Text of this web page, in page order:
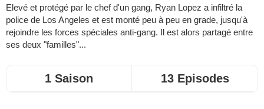
Elevé et protégé par le chef d'un gang, Ryan Lopez a infiltré la
police de Los Angeles et est monté peu à peu en grade, jusqu'à
rejoindre les forces spéciales anti-gang. Il est alors partagé entre
ses deux "familles"...
1 Saison 13 Episodes